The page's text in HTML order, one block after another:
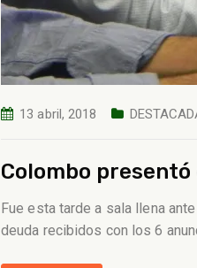
13 abril, 2018
Colombo
Fue esta tarde a sala llena
deuda recibidos con los 6